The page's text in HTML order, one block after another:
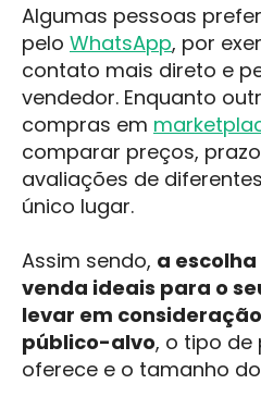
Algumas pessoas
pelo WhatsApp, por
contato mais direto e
vendedor. Enquanto
compras em
comparar preços,
avaliações de
único lugar.
Assim sendo, a
venda ideais para o
levar em
público-alvo, o tipo de
oferece e o tamanho